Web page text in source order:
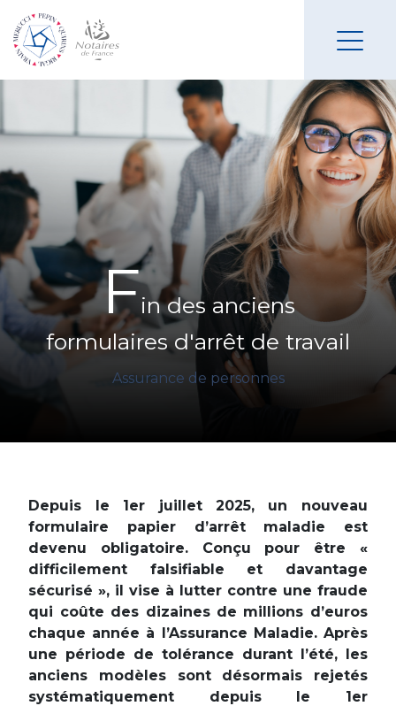
Fin des anciens
formulaires d'arrêt de travail
Assurance de personnes
Depuis le 1er juillet 2025, un nouveau
formulaire papier d’arrêt maladie est
devenu obligatoire. Conçu pour être «
difficilement falsifiable et davantage
sécurisé », il vise à lutter contre une fraude
qui coûte des dizaines de millions d’euros
chaque année à l’Assurance Maladie. Après
une période de tolérance durant l’été, les
anciens modèles sont désormais rejetés
systématiquement depuis le 1er